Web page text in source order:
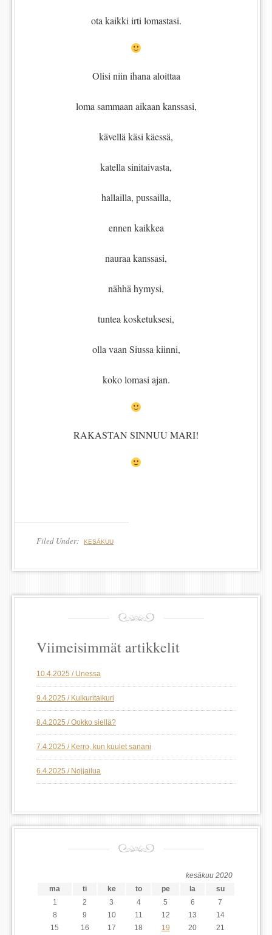
ota kaikki irti lomastasi.
Olisi niin ihana aloittaa
loma sammaan aikaan kanssasi,
kävellä käsi käessä,
katella sinitaivasta,
hallailla, pussailla,
ennen kaikkea
nauraa kanssasi,
nähhä hymysi,
tuntea kosketuksesi,
olla vaan Siussa kiinni,
koko lomasi ajan.
RAKASTAN SINNUU MARI!
Filed Under: KESÄKUU
Viimeisimmät artikkelit
10.4.2025 / Unessa
9.4.2025 / Kulkuritaikuri
8.4.2025 / Ookko siellä?
7.4.2025 / Kerro, kun kuulet sanani
6.4.2025 / Nojjailua
kesäkuu 2020
ma
ti ke to pe la
su
1
2 3 4 5 6
7
8
9 10 11 12 13
14
15
16 17 18 19 20 21